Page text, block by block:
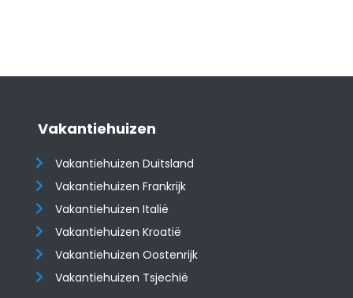
Vakantiehuizen
Vakantiehuizen Duitsland
Vakantiehuizen Frankrijk
Vakantiehuizen Italië
Vakantiehuizen Kroatië
​​​​​​​Vakantiehuizen Oostenrijk
Vakantiehuizen Tsjechië